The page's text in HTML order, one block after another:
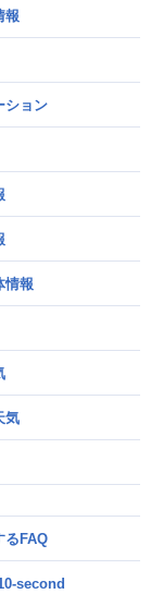
報
ション
情報
気
るFAQ
second